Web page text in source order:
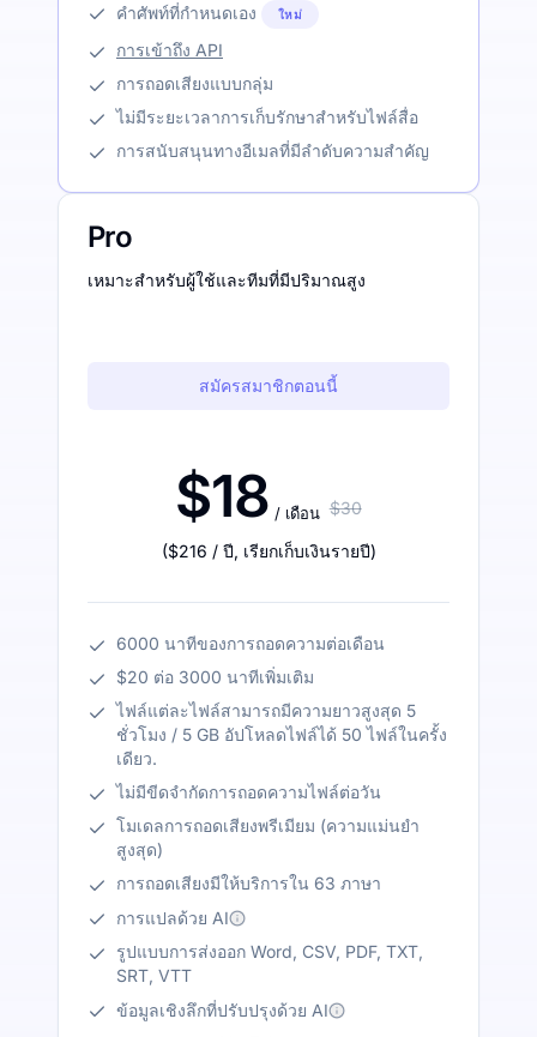
คำศัพท์ที่กำหนดเอง
ใหม่
การเข้าถึง API
การถอดเสียงแบบกลุ่ม
ไม่มีระยะเวลาการเก็บรักษาสำหรับไฟล์สื่อ
การสนับสนุนทางอีเมลที่มีลำดับความสำคัญ
Pro
เหมาะสำหรับผู้ใช้และทีมที่มีปริมาณสูง
สมัครสมาชิกตอนนี้
$18 / เดือน $30
($216 / ปี, เรียกเก็บเงินรายปี)
6000 นาทีของการถอดความต่อเดือน
$20 ต่อ 3000 นาทีเพิ่มเติม
ไฟล์แต่ละไฟล์สามารถมีความยาวสูงสุด 5
ชั่วโมง / 5 GB อัปโหลดไฟล์ได้ 50 ไฟล์ในครั้ง
เดียว.
ไม่มีขีดจำกัดการถอดความไฟล์ต่อวัน
โมเดลการถอดเสียงพรีเมียม (ความแม่นยำ
สูงสุด)
การถอดเสียงมีให้บริการใน 63 ภาษา
การแปลด้วย AI
รูปแบบการส่งออก Word, CSV, PDF, TXT,
SRT, VTT
ข้อมูลเชิงลึกที่ปรับปรุงด้วย AI